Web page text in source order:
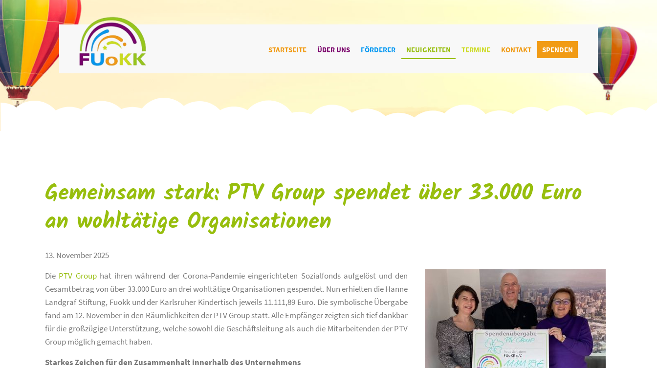
STARTSEITE ÜBER UNS FÖRDERER NEUIGKEITEN TERMINE KONTAKT SPENDEN
Gemeinsam stark: PTV Group spendet über 33.000 Euro
an wohltätige Organisationen
13. November 2025
title="">
Die PTV Grouphat ihren während der Corona-Pandemie eingerichteten Sozialfonds aufgelöst und den
Gesamtbetrag von über 33.000 Euro an drei wohltätige Organisationen gespendet. Nun erhielten die Hanne
Landgraf Stiftung, Fuokk und der Karlsruher Kindertisch jeweils 11.111,89 Euro. Die symbolische Übergabe
fand am 12. November in den Räumlichkeiten der PTV Group statt. Alle Empfänger zeigten sich tief dankbar
für die großzügige Unterstützung, welche sowohl die Geschäftsleitung als auch die Mitarbeitenden der PTV
Group möglich gemacht haben.
Starkes Zeichen für den Zusammenhalt innerhalb des Unternehmens